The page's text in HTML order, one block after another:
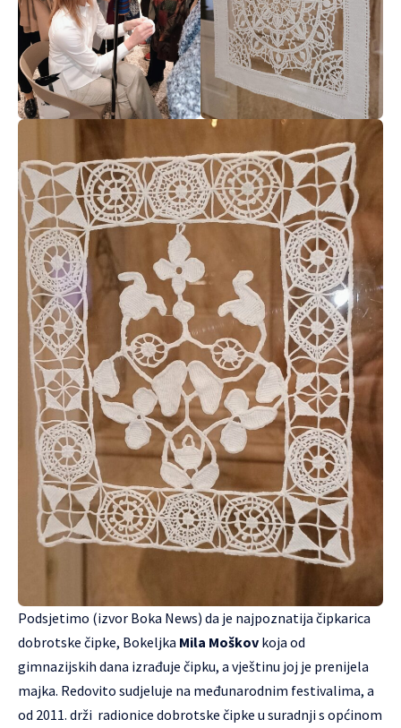
Podsjetimo (izvor Boka News) da je najpoznatija čipkarica
dobrotske čipke, Bokeljka Mila Moškov koja od
gimnazijskih dana izrađuje čipku, a vještinu joj je prenijela
majka. Redovito sudjeluje na međunarodnim festivalima, a
od 2011. drži radionice dobrotske čipke u suradnji s općinom